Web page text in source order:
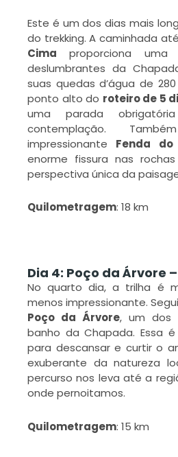
Este é um dos dias mais
do trekking. A caminhada
Cima proporciona
deslumbrantes da
suas quedas d’água de
ponto alto do roteiro de 5
uma parada
contemplação.
impressionante Fenda do
enorme fissura nas
perspectiva única da
Quilometragem: 18 km
Dia 4: Poço da Árvore
No quarto dia, a trilha é
menos impressionante.
Poço da Árvore, um dos
banho da Chapada. Essa
para descansar e curtir o
exuberante da natureza
percurso nos leva até a
onde pernoitamos.
Quilometragem: 15 km